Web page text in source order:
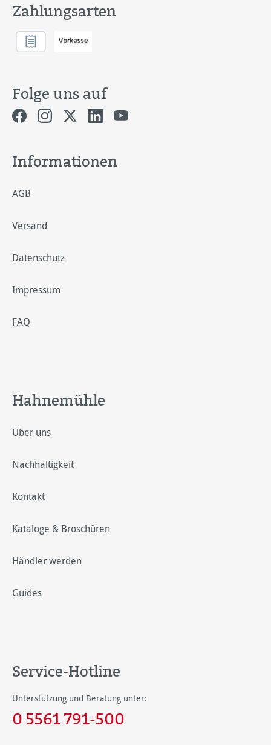
Zahlungsarten
Folge uns auf
Informationen
AGB
Versand
Datenschutz
Impressum
FAQ
Hahnemühle
Über uns
Nachhaltigkeit
Kontakt
Kataloge & Broschüren
Händler werden
Guides
Service-Hotline
Unterstützung und Beratung unter:
0 5561 791-500